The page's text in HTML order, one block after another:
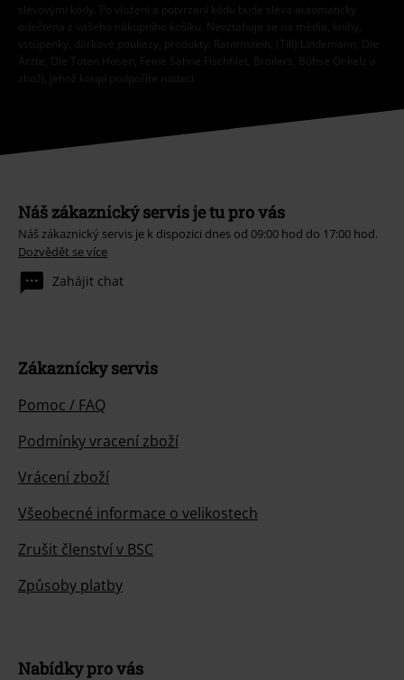
slevovými kódy. Po vložení a potvrzení kódu bude sleva automaticky
odečtena z vašeho nákupního košíku. Nevztahuje se na média, knihy,
vstupenky, dárkové poukazy, produkty: Rammstein, (Till) Lindemann, Die
Ärzte, Die Toten Hosen, Feine Sahne Fischfilet, Broilers, Böhse Onkelz a
zboží, jehož koupí podpoříte nadaci.
Náš zákaznický servis je tu pro vás
Náš zákaznický servis je k dispozici dnes od 09:00 hod do 17:00 hod.
Dozvědět se více
Zahájit chat
Zákaznícky servis
Pomoc / FAQ
Podmínky vracení zboží
Vrácení zboží
Všeobecné informace o velikostech
Zrušit členství v BSC
Způsoby platby
Nabídky pro vás